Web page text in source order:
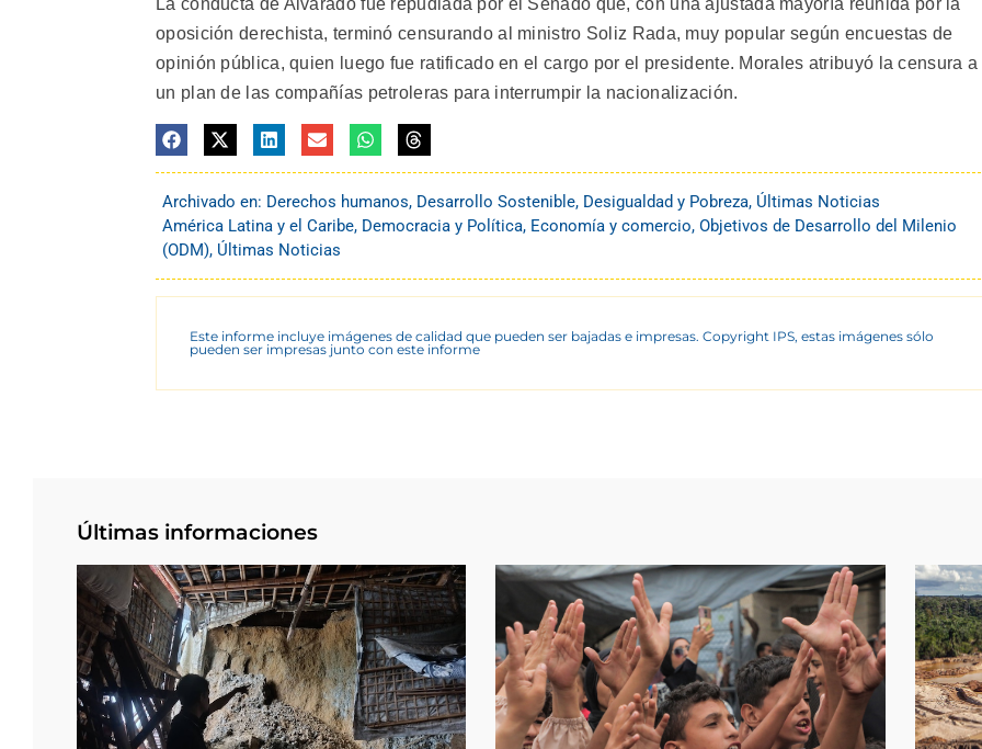
La conducta de Alvarado fue repudiada por el Senado que, con una ajustada mayoría reunida por la
oposición derechista, terminó censurando al ministro Soliz Rada, muy popular según encuestas de
opinión pública, quien luego fue ratificado en el cargo por el presidente. Morales atribuyó la censura a
un plan de las compañías petroleras para interrumpir la nacionalización.
Archivado en: Derechos humanos, Desarrollo Sostenible, Desigualdad y Pobreza, Últimas Noticias
América Latina y el Caribe, Democracia y Política, Economía y comercio, Objetivos de Desarrollo del Milenio
(ODM), Últimas Noticias
Este informe incluye imágenes de calidad que pueden ser bajadas e impresas. Copyright IPS, estas imágenes sólo
pueden ser impresas junto con este informe
Últimas informaciones